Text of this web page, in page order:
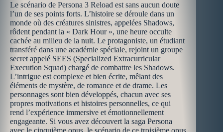
Le scénario de Persona 3 Reload est sans aucun doute
l’un de ses points forts. L’histoire se déroule dans un
monde où des créatures sinistres, appelées Shadows,
rôdent pendant la « Dark Hour », une heure occulte
cachée au milieu de la nuit. Le protagoniste, un étudiant
transféré dans une académie spéciale, rejoint un groupe
secret appelé SEES (Specialized Extracurricular
Execution Squad) chargé de combattre les Shadows.
L’intrigue est complexe et bien écrite, mêlant des
éléments de mystère, de romance et de drame. Les
personnages sont bien développés, chacun avec ses
propres motivations et histoires personnelles, ce qui
rend l’expérience immersive et émotionnellement
engageante. Si vous avez découvert la saga Persona